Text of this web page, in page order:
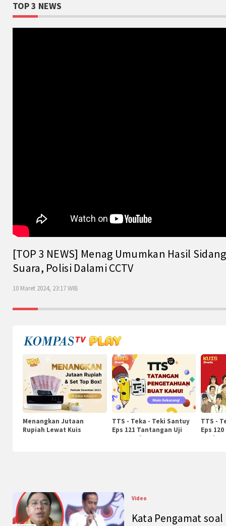
TOP 3 NEWS
[TOP 3 NEWS] Menag Umumkan Hasil
Suara, Polisi Dalami CCTV
10 Maret 2024, 23:17 WIB
Menangkan Jutaan
Rupiah Lewat Kuis
TTS - Teka - Teki Santuy
Eps 121 Tantangan Uji
Pengetahuan
TTS -
Eps
Video
Kata Pengamat